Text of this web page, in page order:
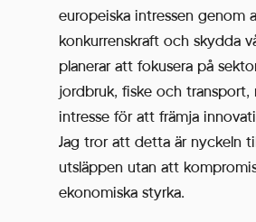
europeiska intressen genom
konkurrenskraft och skydda
planerar att fokusera på
jordbruk, fiske och transport,
intresse för att främja
Jag tror att detta är nyckeln
utsläppen utan att
ekonomiska styrka.